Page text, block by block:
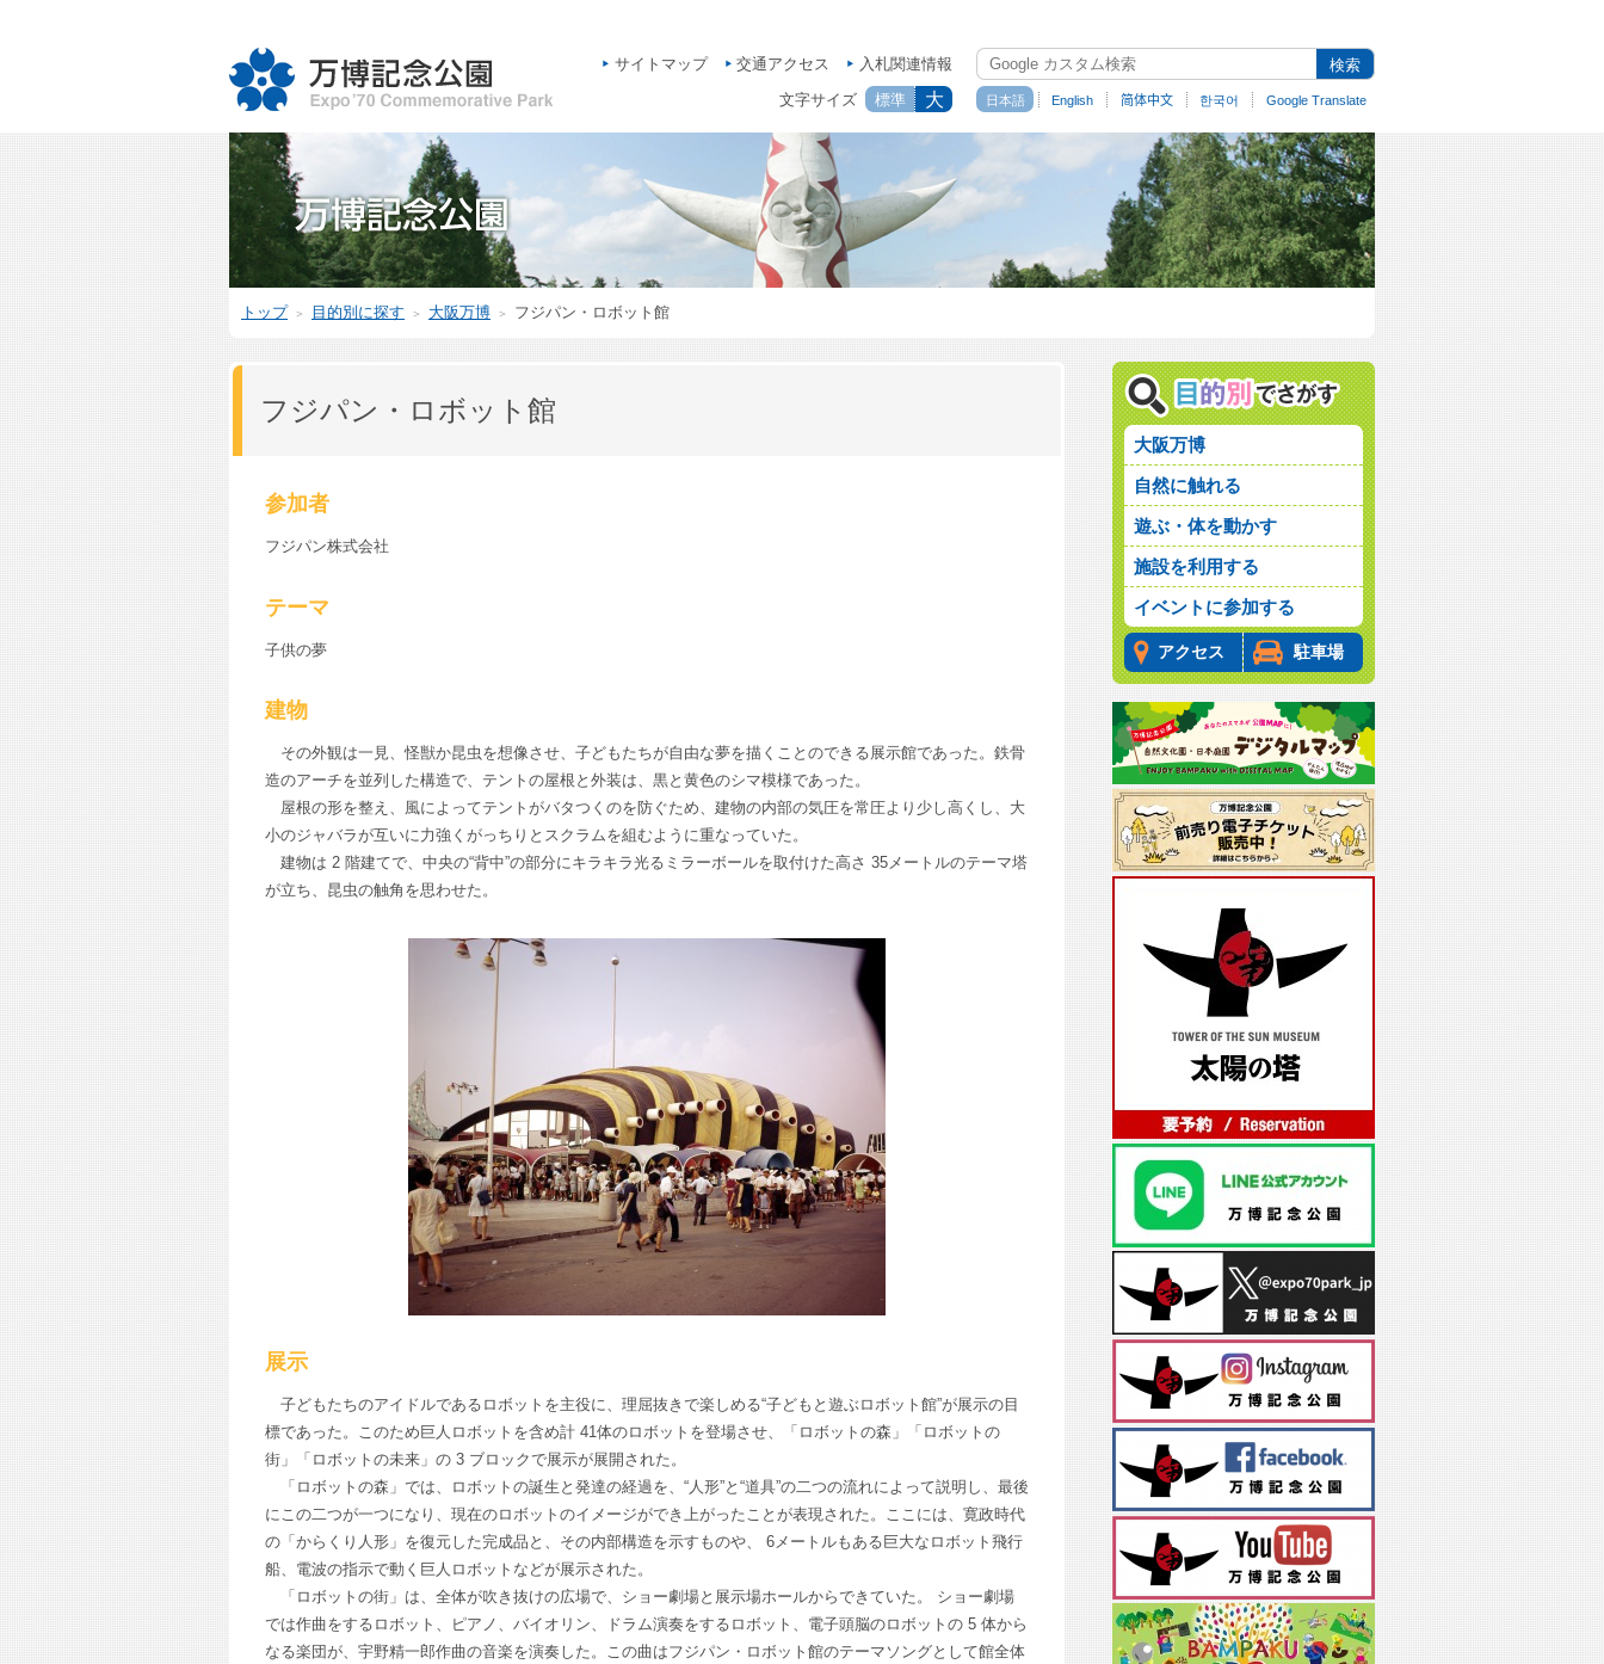
サイトマップ 交通アクセス
入札関連情報
文字サイズ
標準 大 日本語 English 简体中文 한국어 Google Translate
トップ ＞ 目的別に探す ＞ 大阪万博 ＞ フジパン・ロボット館
フジパン・ロボット館
参加者
フジパン株式会社
テーマ
子供の夢
建物
その外観は一見、怪獣か昆虫を想像させ、子どもたちが自由な夢を描くことのできる展示館であった。鉄骨
造のアーチを並列した構造で、テントの屋根と外装は、黒と黄色のシマ模様であった。
屋根の形を整え、風によってテントがバタつくのを防ぐため、建物の内部の気圧を常圧より少し高くし、大
小のジャバラが互いに力強くがっちりとスクラムを組むように重なっていた。
建物は 2 階建てで、中央の“背中”の部分にキラキラ光るミラーボールを取付けた高さ 35メートルのテーマ塔
が立ち、昆虫の触角を思わせた。
展示
子どもたちのアイドルであるロボットを主役に、理屈抜きで楽しめる“子どもと遊ぶロボット館”が展示の目
標であった。このため巨人ロボットを含め計 41体のロボットを登場させ、「ロボットの森」「ロボットの
街」「ロボットの未来」の 3 ブロックで展示が展開された。
「ロボットの森」では、ロボットの誕生と発達の経過を、“人形”と“道具”の二つの流れによって説明し、最後
にこの二つが一つになり、現在のロボットのイメージができ上がったことが表現された。ここには、寛政時代
の「からくり人形」を復元した完成品と、その内部構造を示すものや、 6メートルもある巨大なロボット飛行
船、電波の指示で動く巨人ロボットなどが展示された。
「ロボットの街」は、全体が吹き抜けの広場で、ショー劇場と展示場ホールからできていた。 ショー劇場
では作曲をするロボット、ピアノ、バイオリン、ドラム演奏をするロボット、電子頭脳のロボットの 5 体から
なる楽団が、宇野精一郎作曲の音楽を演奏した。この曲はフジパン・ロボット館のテーマソングとして館全体
大阪万博
自然に触れる
遊ぶ・体を動かす
施設を利用する
イベントに参加する
アクセス 駐車場